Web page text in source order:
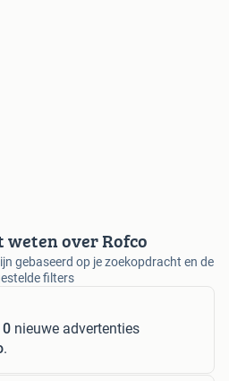
weten over Rofco
gebaseerd op je zoekopdracht en de
filters
0 nieuwe advertenties
.